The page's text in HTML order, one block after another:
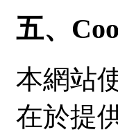
五、
本網站
在於提